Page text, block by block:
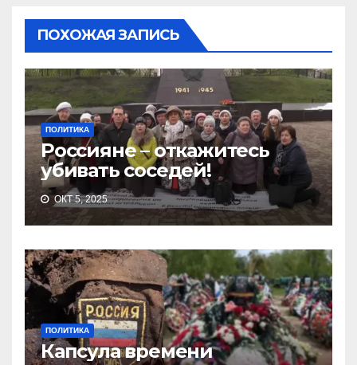
ПОХОЖАЯ ЗАПИСЬ
ПОЛИТИКА
Россияне – откажитесь
убивать соседей!
ОКТ 5, 2025
ПОЛИТИКА
Капсула времени